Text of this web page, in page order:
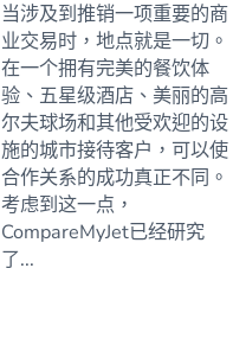
当涉及到推销一项重要的商
业交易时，地点就是一切。
在一个拥有完美的餐饮体
验、五星级酒店、美丽的高
尔夫球场和其他受欢迎的设
施的城市接待客户，可以使
合作关系的成功真正不同。
考虑到这一点，
CompareMyJet已经研究
了...